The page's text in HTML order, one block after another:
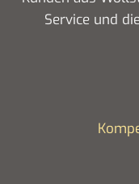
Service und